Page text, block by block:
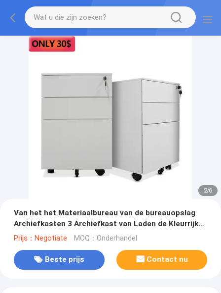
2/6
Van het het Materiaalbureau van de bureauopslag
Archiefkasten 3 Archiefkast van Laden de Kleurrijke
Bewegingen
Prijs：Negotiate MOQ：Onderhandel
Beste prijs Contact nu